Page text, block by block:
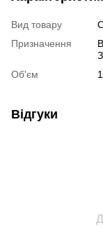
Вид товару
Призначення
Об'єм
Відгуки